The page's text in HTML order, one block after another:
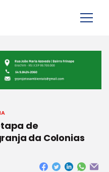
de
da Colonias